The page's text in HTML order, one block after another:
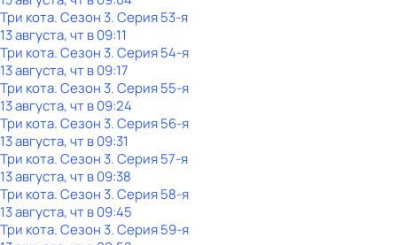
Три кота. Сезон 3. Серия 53-я
13 августа, чт в 09:11
Три кота. Сезон 3. Серия 54-я
13 августа, чт в 09:17
Три кота. Сезон 3. Серия 55-я
13 августа, чт в 09:24
Три кота. Сезон 3. Серия 56-я
13 августа, чт в 09:31
Три кота. Сезон 3. Серия 57-я
13 августа, чт в 09:38
Три кота. Сезон 3. Серия 58-я
13 августа, чт в 09:45
Три кота. Сезон 3. Серия 59-я